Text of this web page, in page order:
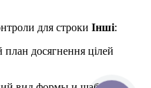
для строки Інші:
досягнення цілей